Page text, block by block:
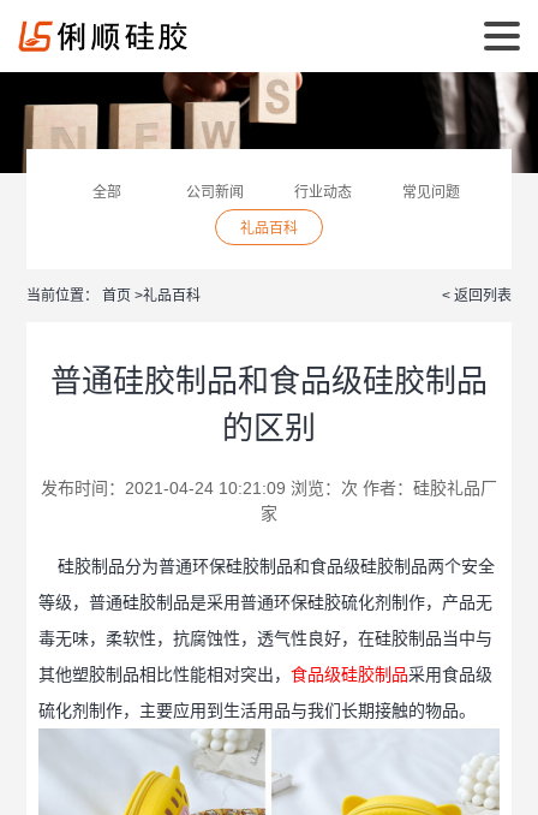
全部 公司新闻 行业动态 常见问题
礼品百科
当前位置： 首页>礼品百科 < 返回列表
普通硅胶制品和食品级硅胶制品
的区别
发布时间：2021-04-24 10:21:09 浏览： 次 作者： 硅胶礼品厂
家
硅胶制品分为普通环保硅胶制品和食品级硅胶制品两个安全
等级，普通硅胶制品是采用普通环保硅胶硫化剂制作，产品无
毒无味，柔软性，抗腐蚀性，透气性良好，在硅胶制品当中与
其他塑胶制品相比性能相对突出，食品级硅胶制品采用食品级
硫化剂制作，主要应用到生活用品与我们长期接触的物品。